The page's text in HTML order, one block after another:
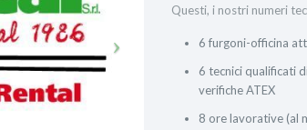
Questi, i nostri numeri
6 furgoni-officina
6 tecnici qualificati
verifiche ATEX
8 ore lavorative (al